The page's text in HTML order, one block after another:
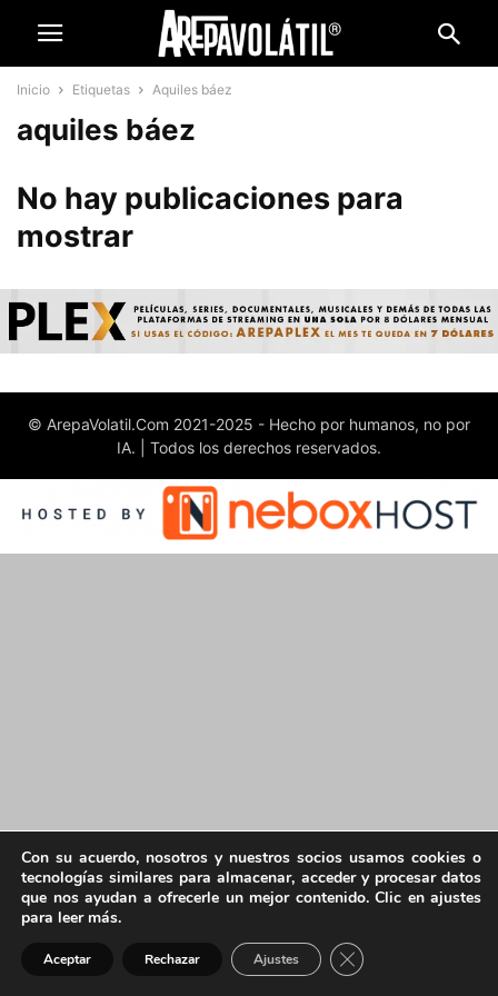
Inicio Etiquetas Aquiles báez
aquiles báez
No hay publicaciones para
mostrar
© ArepaVolatil.Com 2021-2025 - Hecho por humanos, no por
IA. | Todos los derechos reservados.
Con su acuerdo, nosotros y nuestros socios usamos cookies o
tecnologías similares para almacenar, acceder y procesar datos
que nos ayudan a ofrecerle un mejor contenido. Clic en ajustes
para leer más.
Aceptar Rechazar Ajustes Cerrar el banner de